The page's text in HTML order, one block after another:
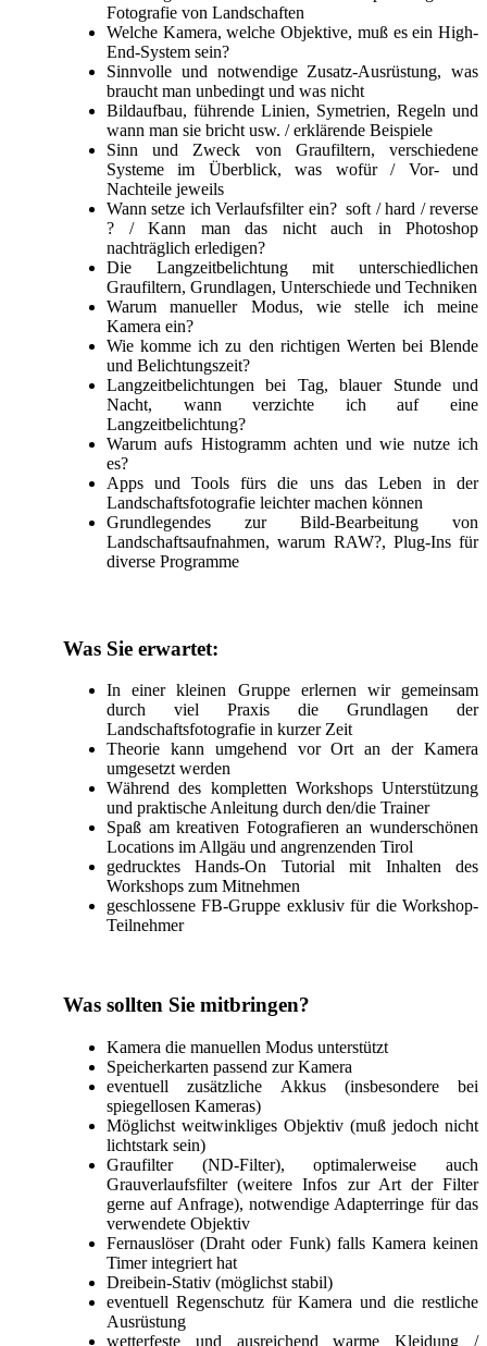
Fotografie von Landschaften
Welche Kamera, welche Objektive, muß es ein High-
End-System sein?
Sinnvolle und notwendige Zusatz-Ausrüstung, was
braucht man unbedingt und was nicht
Bildaufbau, führende Linien, Symetrien, Regeln und
wann man sie bricht usw. / erklärende Beispiele
Sinn und Zweck von Graufiltern, verschiedene
Systeme im Überblick, was wofür / Vor- und
Nachteile jeweils
Wann setze ich Verlaufsfilter ein? soft / hard / reverse
? / Kann man das nicht auch in Photoshop
nachträglich erledigen?
Die Langzeitbelichtung mit unterschiedlichen
Graufiltern, Grundlagen, Unterschiede und Techniken
Warum manueller Modus, wie stelle ich meine
Kamera ein?
Wie komme ich zu den richtigen Werten bei Blende
und Belichtungszeit?
Langzeitbelichtungen bei Tag, blauer Stunde und
Nacht, wann verzichte ich auf eine
Langzeitbelichtung?
Warum aufs Histogramm achten und wie nutze ich
es?
Apps und Tools fürs die uns das Leben in der
Landschaftsfotografie leichter machen können
Grundlegendes zur Bild-Bearbeitung von
Landschaftsaufnahmen, warum RAW?, Plug-Ins für
diverse Programme
Was Sie erwartet:
In einer kleinen Gruppe erlernen wir gemeinsam
durch viel Praxis die Grundlagen der
Landschaftsfotografie in kurzer Zeit
Theorie kann umgehend vor Ort an der Kamera
umgesetzt werden
Während des kompletten Workshops Unterstützung
und praktische Anleitung durch den/die Trainer
Spaß am kreativen Fotografieren an wunderschönen
Locations im Allgäu und angrenzenden Tirol
gedrucktes Hands-On Tutorial mit Inhalten des
Workshops zum Mitnehmen
geschlossene FB-Gruppe exklusiv für die Workshop-
Teilnehmer
Was sollten Sie mitbringen?
Kamera die manuellen Modus unterstützt
Speicherkarten passend zur Kamera
eventuell zusätzliche Akkus (insbesondere bei
spiegellosen Kameras)
Möglichst weitwinkliges Objektiv (muß jedoch nicht
lichtstark sein)
Graufilter (ND-Filter), optimalerweise auch
Grauverlaufsfilter (weitere Infos zur Art der Filter
gerne auf Anfrage), notwendige Adapterringe für das
verwendete Objektiv
Fernauslöser (Draht oder Funk) falls Kamera keinen
Timer integriert hat
Dreibein-Stativ (möglichst stabil)
eventuell Regenschutz für Kamera und die restliche
Ausrüstung
wetterfeste und ausreichend warme Kleidung /